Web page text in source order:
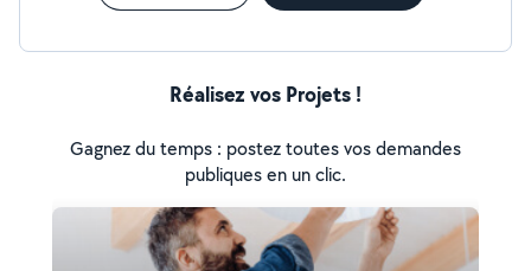
Réalisez vos Projets !
Gagnez du temps : postez toutes vos demandes
publiques en un clic.